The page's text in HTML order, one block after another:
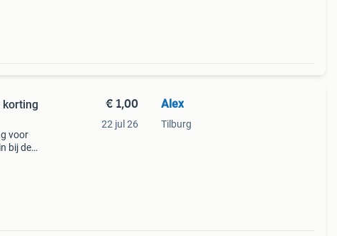
korting
voor
bij de
€ 1,00
22 jul 26
Alex
Tilburg